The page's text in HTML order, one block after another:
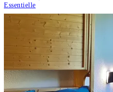
Essentielle